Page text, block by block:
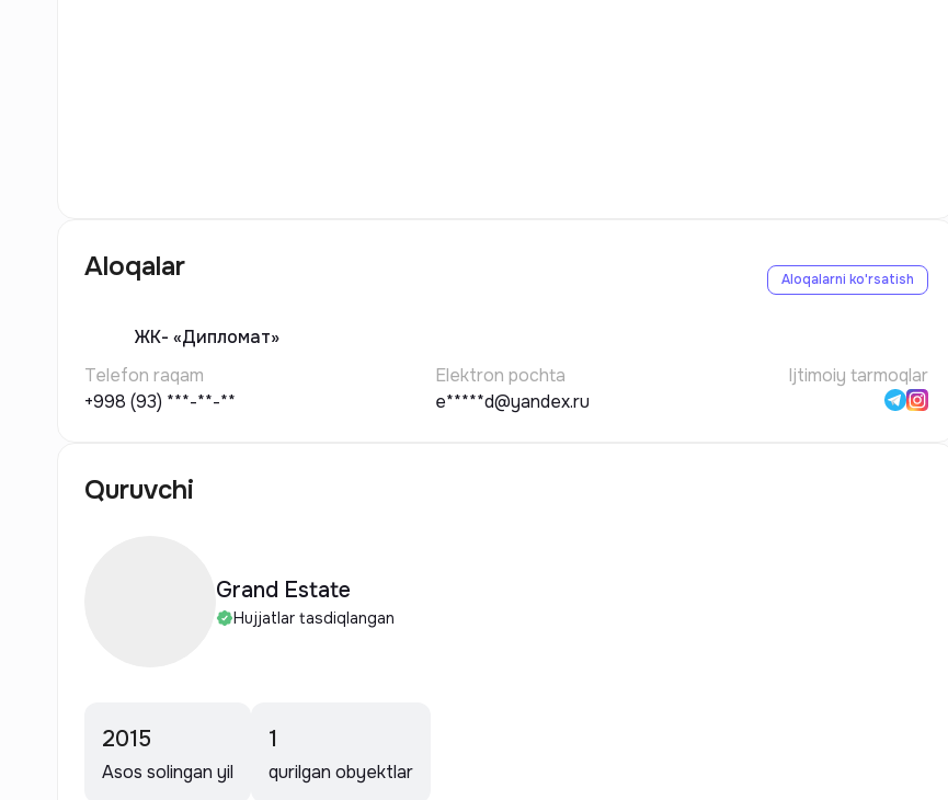
Aloqalar Aloqalarni ko'rsatish
ЖК- «Дипломат»
Telefon raqam
+998 (93) ***-**-**
Elektron pochta
e*****d@yandex.ru
Ijtimoiy tarmoqlar
Quruvchi
Grand Estate
Hujjatlar tasdiqlangan
2015
Asos solingan yil
1
qurilgan obyektlar